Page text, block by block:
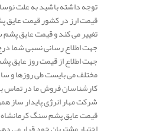
توجه داشته باشید به علت
قیمت ارز در کشور قیمت عایق
تغییر می کند و قیمت عایق
جهت اطلاع رسانی نسبی شما
جهت اطلاع از قیمت روز عایق
مختلف می بایست طی روزها و
کارشناسان فروش ما در تماس
شرکت مهار انرژی پایدار ساز
قیمت عایق پشم سنگ کرمانشاه